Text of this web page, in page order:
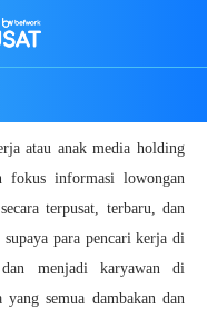
atau anak media holding
informasi lowongan
terpusat, terbaru, dan
para pencari kerja di
menjadi karyawan di
yang semua dambakan dan